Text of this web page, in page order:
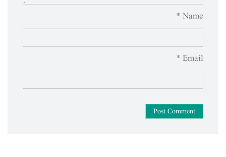
Name *
Email *
Post Comment